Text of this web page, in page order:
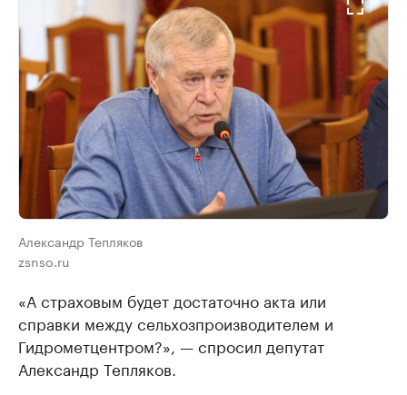
Александр Тепляков
zsnso.ru
«А страховым будет достаточно акта или
справки между сельхозпроизводителем и
Гидрометцентром?», — спросил депутат
Александр Тепляков.